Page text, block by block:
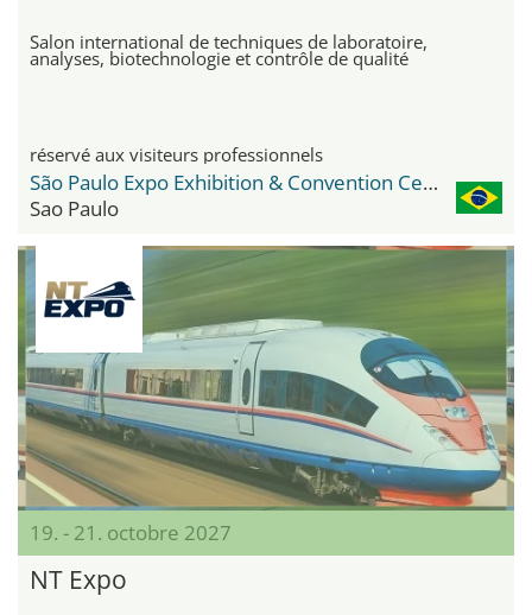
Salon international de techniques de laboratoire,
analyses, biotechnologie et contrôle de qualité
réservé aux visiteurs professionnels
São Paulo Expo Exhibition & Convention Center
Sao Paulo
19. - 21. octobre 2027
NT Expo